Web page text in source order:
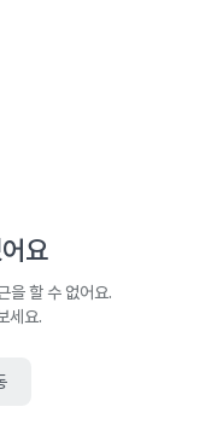
요
을 할 수 없어요.
세요.